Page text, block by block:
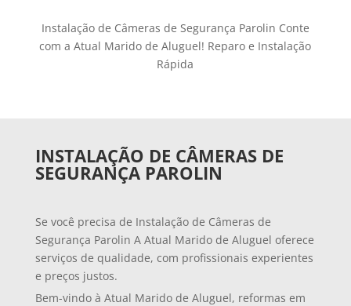
Instalação de Câmeras de Segurança Parolin Conte
com a Atual Marido de Aluguel! Reparo e Instalação
Rápida
INSTALAÇÃO DE CÂMERAS DE
SEGURANÇA PAROLIN
Se você precisa de Instalação de Câmeras de
Segurança Parolin A Atual Marido de Aluguel oferece
serviços de qualidade, com profissionais experientes
e preços justos.
Bem-vindo à Atual Marido de Aluguel, reformas em